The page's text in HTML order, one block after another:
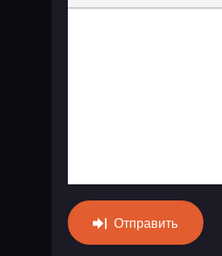
Вставка спойлера
Отправить